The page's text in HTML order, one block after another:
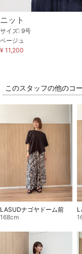
ニット
サイズ: 9号
ベージュ
¥ 11,200
このスタッフの他のコ
LASUDナゴヤドーム前
168cm